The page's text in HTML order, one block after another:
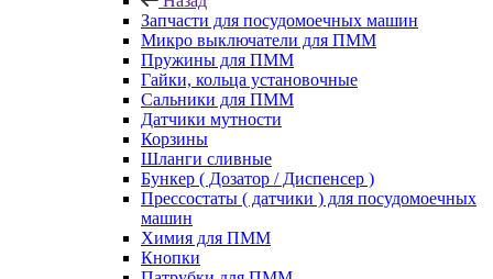
Запчасти для посудомоечных машин
Микро выключатели для ПММ
Пружины для ПММ
Гайки, кольца установочные
Сальники для ПММ
Датчики мутности
Корзины
Шланги сливные
Бункер ( Дозатор / Диспенсер )
Прессостаты ( датчики ) для посудомоечных
машин
Химия для ПММ
Кнопки